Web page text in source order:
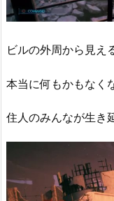
ビルの外周から見え
本当に何もかもなく
住人のみんなが生き